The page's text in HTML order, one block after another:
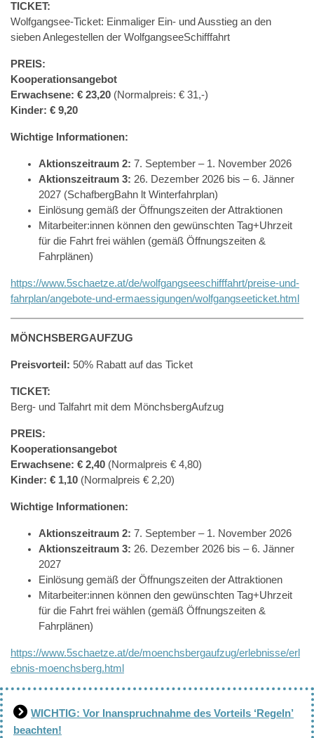
TICKET:
Wolfgangsee-Ticket: Einmaliger Ein- und Ausstieg an den
sieben Anlegestellen der WolfgangseeSchifffahrt
PREIS:
Kooperationsangebot
Erwachsene: € 23,20 (Normalpreis: € 31,-)
Kinder: € 9,20
Wichtige Informationen:
Aktionszeitraum 2: 7. September – 1. November 2026
Aktionszeitraum 3: 26. Dezember 2026 bis – 6. Jänner
2027 (SchafbergBahn lt Winterfahrplan)
Einlösung gemäß der Öffnungszeiten der Attraktionen
Mitarbeiter:innen können den gewünschten Tag+Uhrzeit
für die Fahrt frei wählen (gemäß Öffnungszeiten &
Fahrplänen)
https://www.5schaetze.at/de/wolfgangseeschifffahrt/preise-und-
fahrplan/angebote-und-ermaessigungen/wolfgangseeticket.html
MÖNCHSBERGAUFZUG
Preisvorteil: 50% Rabatt auf das Ticket
TICKET:
Berg- und Talfahrt mit dem MönchsbergAufzug
PREIS:
Kooperationsangebot
Erwachsene: € 2,40 (Normalpreis € 4,80)
Kinder: € 1,10 (Normalpreis € 2,20)
Wichtige Informationen:
Aktionszeitraum 2: 7. September – 1. November 2026
Aktionszeitraum 3: 26. Dezember 2026 bis – 6. Jänner
2027
Einlösung gemäß der Öffnungszeiten der Attraktionen
Mitarbeiter:innen können den gewünschten Tag+Uhrzeit
für die Fahrt frei wählen (gemäß Öffnungszeiten &
Fahrplänen)
https://www.5schaetze.at/de/moenchsbergaufzug/erlebnisse/erl
ebnis-moenchsberg.html
WICHTIG: Vor Inanspruchnahme des Vorteils ‘Regeln’
beachten!